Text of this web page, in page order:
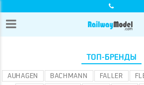
ТОП-БРЕНДЫ
AUHAGEN BACHMANN FALLER